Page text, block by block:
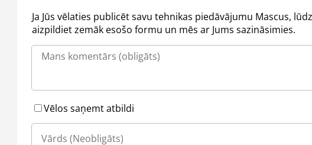
Ja Jūs vēlaties publicēt savu tehnikas piedāvājumu Mascus,
aizpildiet zemāk esošo formu un mēs ar Jums sazināsimies.
Vēlos saņemt atbildi